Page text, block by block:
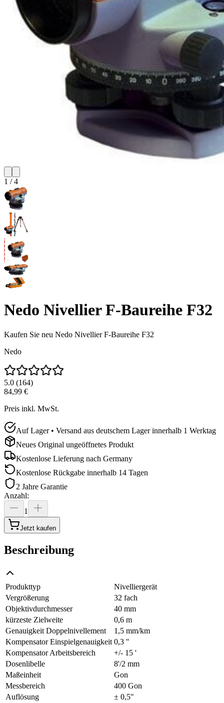
1 /4
Nedo Nivellier F-Baureihe F32
Kaufen Sie neu Nedo Nivellier F-Baureihe F32
Nedo
5.0 (164)
84,99 €
Preis inkl. MwSt.
Auf Lager • Versand aus deutschem Lager innerhalb 1 Werktag
Neues Original ungeöffnetes Produkt
Kostenlose Lieferung nach Germany
Kostenlose Rückgabe innerhalb 14 Tagen
2 Jahre Garantie
Anzahl:
1
Jetzt kaufen
Beschreibung
Produkttyp
Nivelliergerät
Vergrößerung
32 fach
Objektivdurchmesser
40 mm
kürzeste Zielweite
0,6 m
Genauigkeit Doppelnivellement
1,5 mm/km
Kompensator Einspielgenauigkeit 0,3 ''
Kompensator Arbeitsbereich
+/- 15 '
Dosenlibelle
8'/2 mm
Maßeinheit
Gon
Messbereich
400 Gon
Auflösung
± 0,5"